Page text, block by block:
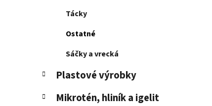
Tácky
Ostatné
Sáčky a vrecká
Plastové výrobky
Mikrotén, hliník a igelit